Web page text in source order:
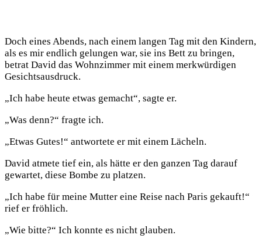
Doch eines Abends, nach einem langen Tag mit den Kindern,
als es mir endlich gelungen war, sie ins Bett zu bringen,
betrat David das Wohnzimmer mit einem merkwürdigen
Gesichtsausdruck.
„Ich habe heute etwas gemacht“, sagte er.
„Was denn?“ fragte ich.
„Etwas Gutes!“ antwortete er mit einem Lächeln.
David atmete tief ein, als hätte er den ganzen Tag darauf
gewartet, diese Bombe zu platzen.
„Ich habe für meine Mutter eine Reise nach Paris gekauft!“
rief er fröhlich.
„Wie bitte?“ Ich konnte es nicht glauben.